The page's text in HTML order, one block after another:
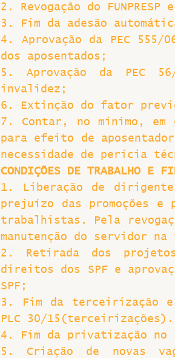
2. Revogação do
3. Fim da adesão automática
4. Aprovação da PEC
dos aposentados;
5. Aprovação da PEC
invalidez;
6. Extinção do fator
7. Contar, no mínimo, em
para efeito de
necessidade de perícia
CONDIÇÕES DE TRABALHO E
1. Liberação de
prejuízo das promoções
trabalhistas. Pela
manutenção do servidor na
2. Retirada dos
direitos dos SPF e
SPF;
3. Fim da terceirização
PLC 30/15(terceirizações).
4. Fim da privatização no
5. Criação de novas